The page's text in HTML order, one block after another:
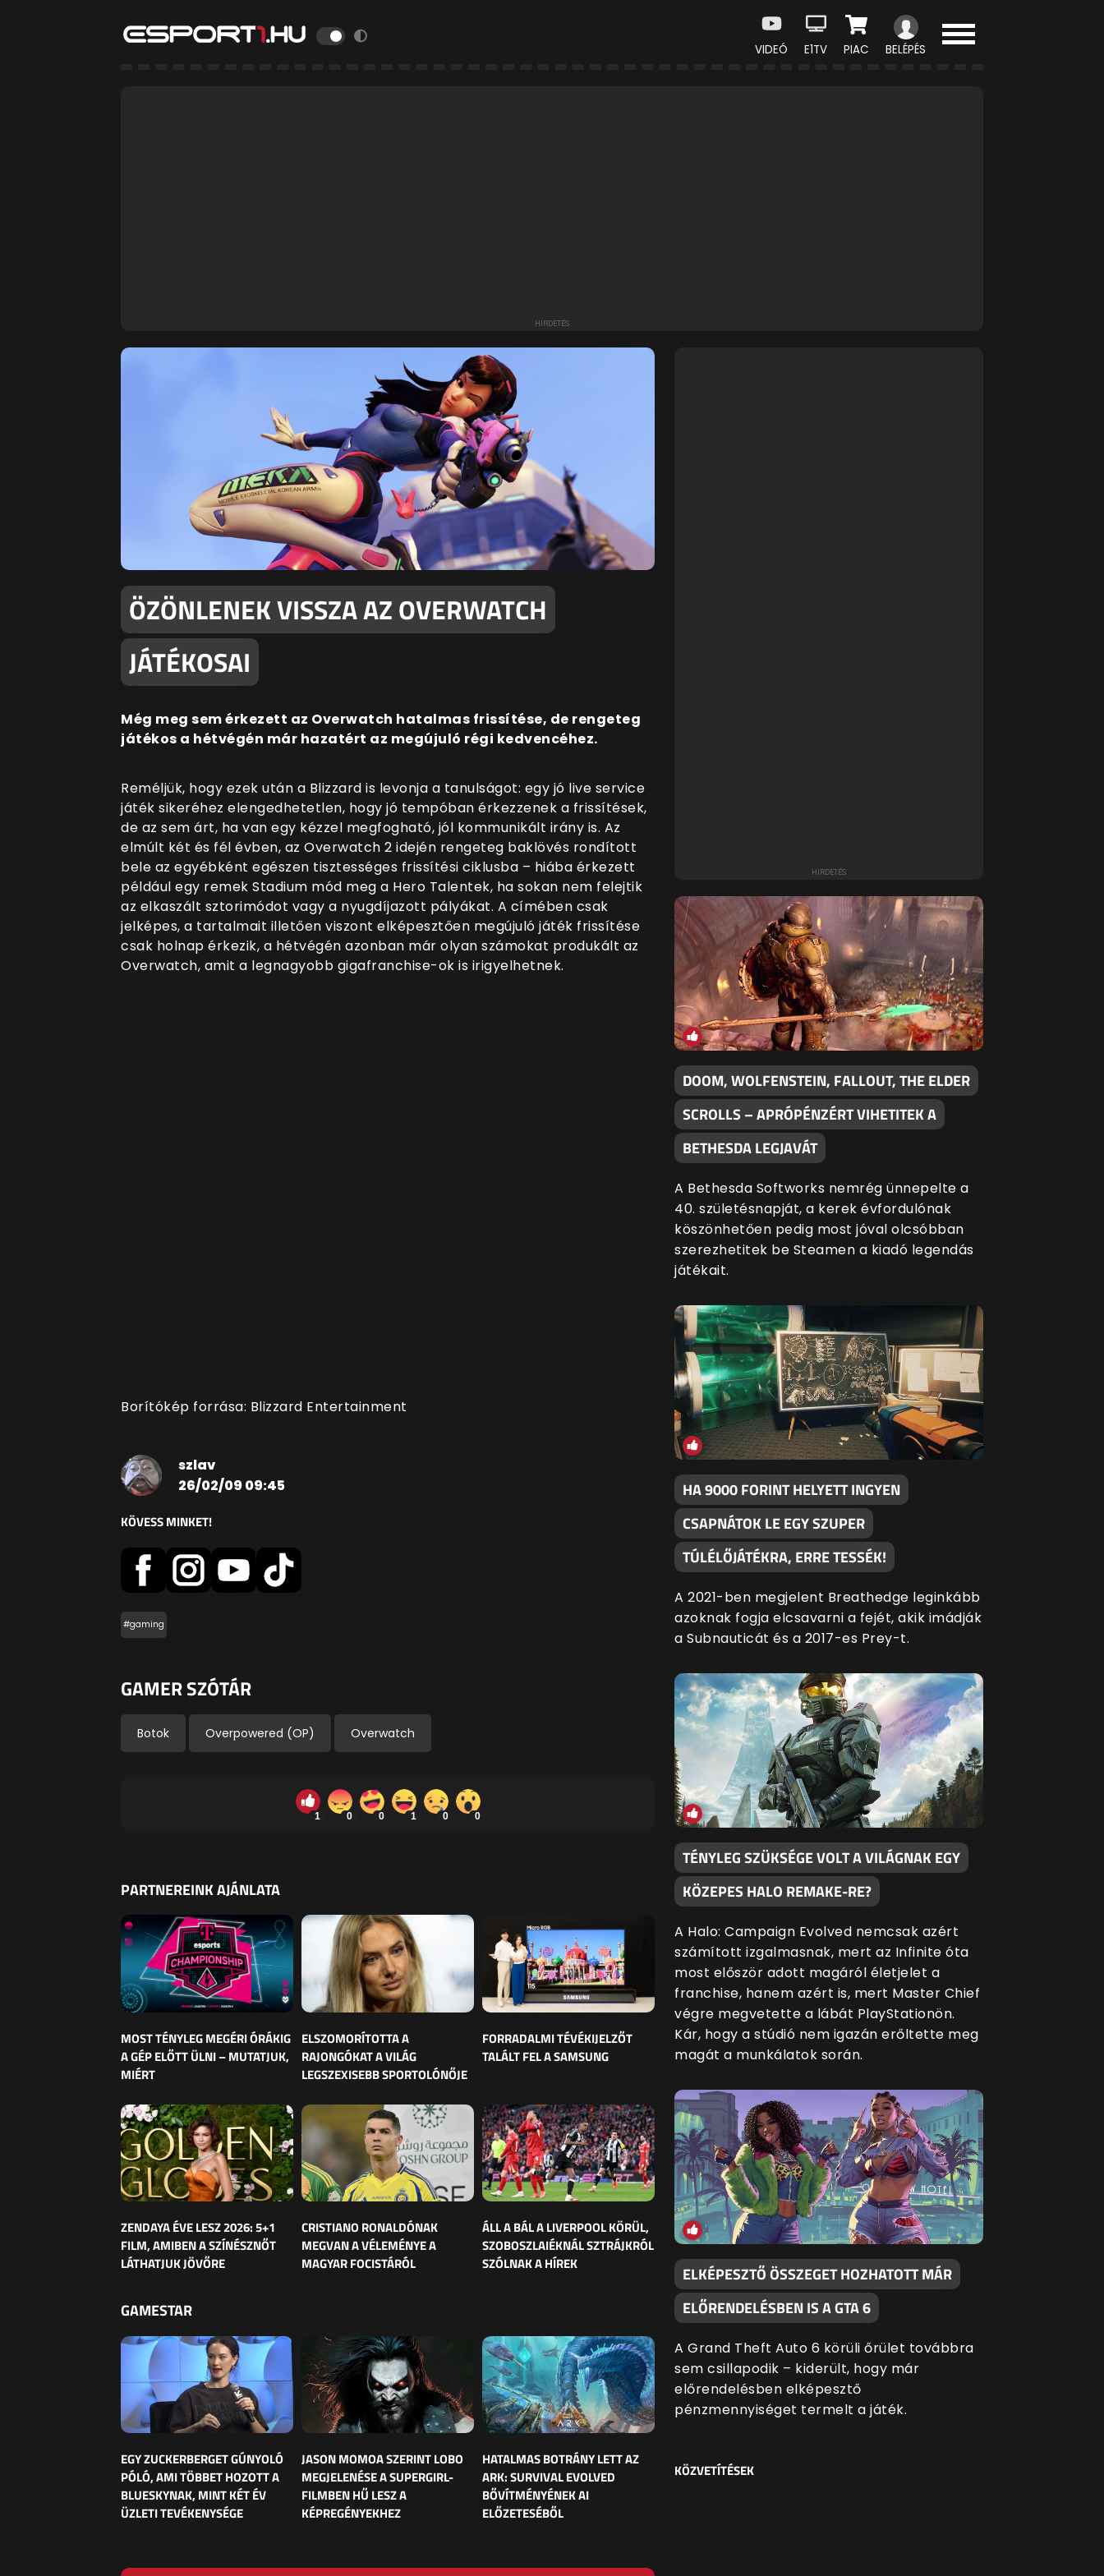
VIDEÓ E1TV PIAC BELÉPÉS
ÖZÖNLENEK VISSZA AZ OVERWATCH
JÁTÉKOSAI
Még meg sem érkezett az Overwatch hatalmas frissítése, de rengeteg
játékos a hétvégén már hazatért az megújuló régi kedvencéhez.
Reméljük, hogy ezek után a Blizzard is levonja a tanulságot: egy jó live service
játék sikeréhez elengedhetetlen, hogy jó tempóban érkezzenek a frissítések,
de az sem árt, ha van egy kézzel megfogható, jól kommunikált irány is. Az
elmúlt két és fél évben, az Overwatch 2 idején rengeteg baklövés rondított
bele az egyébként egészen tisztességes frissítési ciklusba – hiába érkezett
például egy remek Stadium mód meg a Hero Talentek, ha sokan nem felejtik
az elkaszált sztorimódot vagy a nyugdíjazott pályákat. A címében csak
jelképes, a tartalmait illetően viszont elképesztően megújuló játék frissítése
csak holnap érkezik, a hétvégén azonban már olyan számokat produkált az
Overwatch, amit a legnagyobb gigafranchise-ok is irigyelhetnek.
Borítókép forrása: Blizzard Entertainment
szlav
26/02/09 09:45
KÖVESS MINKET!
#gaming
GAMER SZÓTÁR
Botok Overpowered (OP) Overwatch
1 0 0 1 0 0
PARTNEREINK AJÁNLATA
MOST TÉNYLEG MEGÉRI ÓRÁKIG
A GÉP ELŐTT ÜLNI – MUTATJUK,
MIÉRT
ELSZOMORÍTOTTA A
RAJONGÓKAT A VILÁG
LEGSZEXISEBB SPORTOLÓNŐJE
FORRADALMI TÉVÉKIJELZŐT
TALÁLT FEL A SAMSUNG
ZENDAYA ÉVE LESZ 2026: 5+1
FILM, AMIBEN A SZÍNÉSZNŐT
LÁTHATJUK JÖVŐRE
CRISTIANO RONALDÓNAK
MEGVAN A VÉLEMÉNYE A
MAGYAR FOCISTÁRÓL
ÁLL A BÁL A LIVERPOOL KÖRÜL,
SZOBOSZLAIÉKNÁL SZTRÁJKRÓL
SZÓLNAK A HÍREK
GAMESTAR
EGY ZUCKERBERGET GÚNYOLÓ
PÓLÓ, AMI TÖBBET HOZOTT A
BLUESKYNAK, MINT KÉT ÉV
ÜZLETI TEVÉKENYSÉGE
JASON MOMOA SZERINT LOBO
MEGJELENÉSE A SUPERGIRL-
FILMBEN HŰ LESZ A
KÉPREGÉNYEKHEZ
HATALMAS BOTRÁNY LETT AZ
ARK: SURVIVAL EVOLVED
BŐVÍTMÉNYÉNEK AI
ELŐZETESÉBŐL
DOOM, WOLFENSTEIN, FALLOUT, THE ELDER
SCROLLS – APRÓPÉNZÉRT VIHETITEK A
BETHESDA LEGJAVÁT
A Bethesda Softworks nemrég ünnepelte a
40. születésnapját, a kerek évfordulónak
köszönhetően pedig most jóval olcsóbban
szerezhetitek be Steamen a kiadó legendás
játékait.
HA 9000 FORINT HELYETT INGYEN
CSAPNÁTOK LE EGY SZUPER
TÚLÉLŐJÁTÉKRA, ERRE TESSÉK!
A 2021-ben megjelent Breathedge leginkább
azoknak fogja elcsavarni a fejét, akik imádják
a Subnauticát és a 2017-es Prey-t.
TÉNYLEG SZÜKSÉGE VOLT A VILÁGNAK EGY
KÖZEPES HALO REMAKE-RE?
A Halo: Campaign Evolved nemcsak azért
számított izgalmasnak, mert az Infinite óta
most először adott magáról életjelet a
franchise, hanem azért is, mert Master Chief
végre megvetette a lábát PlayStationön.
Kár, hogy a stúdió nem igazán erőltette meg
magát a munkálatok során.
ELKÉPESZTŐ ÖSSZEGET HOZHATOTT MÁR
ELŐRENDELÉSBEN IS A GTA 6
A Grand Theft Auto 6 körüli őrület továbbra
sem csillapodik – kiderült, hogy már
előrendelésben elképesztő
pénzmennyiséget termelt a játék.
KÖZVETÍTÉSEK